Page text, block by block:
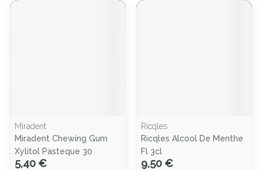
Miradent
Miradent Chewing Gum
Xylitol Pasteque 30
5,40 €
Ricqles
Ricqles Alcool De Menthe
Fl 3cl
9,50 €